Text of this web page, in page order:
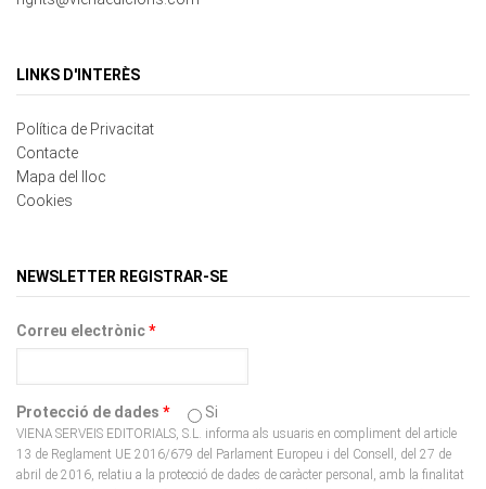
Política de Privacitat
Contacte
Mapa del lloc
Cookies
Correu electrònic*
Protecció de dades* Si
VIENA SERVEIS EDITORIALS, S.L. informa als usuaris en compliment del article
13 de Reglament UE 2016/679 del Parlament Europeu i del Consell, del 27 de
abril de 2016, relatiu a la protecció de dades de caràcter personal, amb la finalitat
que aquests decideixin de forma expressa, lliure i voluntària, si desitgen facilitar